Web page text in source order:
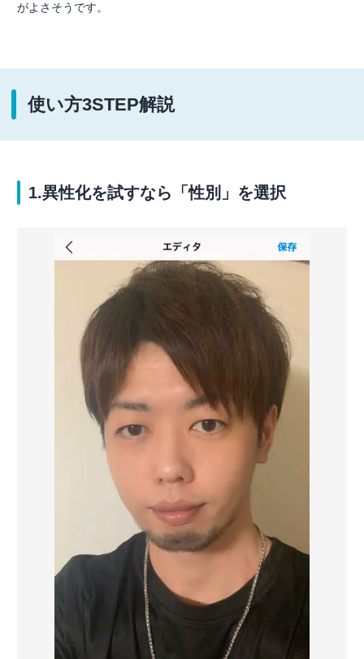
がよさそうです。
使い方3STEP解説
1.異性化を試すなら「性別」を選択